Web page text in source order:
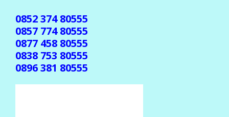
0852 374 80555
0857 774 80555
0877 458 80555
0838 753 80555
0896 381 80555